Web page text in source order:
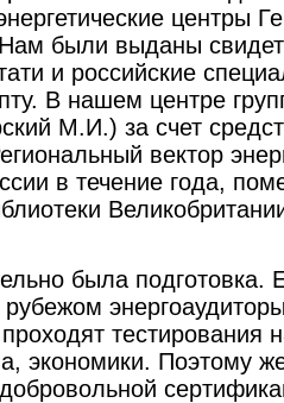
центры
были выданы
и российские
В нашем центре
М.И.) за счет
вектор
в течение года,
была
тестирования
экономики. Поэтому